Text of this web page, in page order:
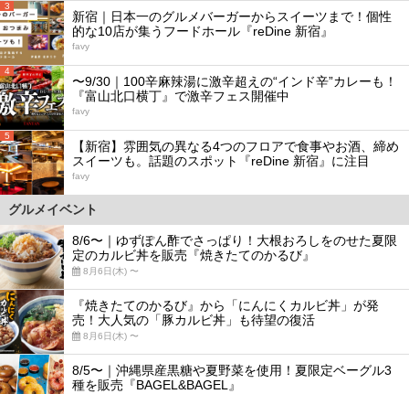
3
新宿｜日本一のグルメバーガーからスイーツまで！個性
的な10店が集うフードホール『reDine 新宿』
favy
4
〜9/30｜100辛麻辣湯に激辛超えの“インド辛”カレーも！
『富山北口横丁』で激辛フェス開催中
favy
5
【新宿】雰囲気の異なる4つのフロアで食事やお酒、締め
スイーツも。話題のスポット『reDine 新宿』に注目
favy
グルメイベント
8/6〜｜ゆずぽん酢でさっぱり！大根おろしをのせた夏限
定のカルビ丼を販売『焼きたてのかるび』
8月6日(木) 〜
『焼きたてのかるび』から「にんにくカルビ丼」が発
売！大人気の「豚カルビ丼」も待望の復活
8月6日(木) 〜
8/5〜｜沖縄県産黒糖や夏野菜を使用！夏限定ベーグル3
種を販売『BAGEL&BAGEL』